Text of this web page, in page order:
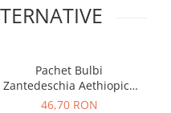
Pachet Bulbi
Zantedeschia Aethiopica
(Cala Albă) - COD: 115.450
46,70 RON